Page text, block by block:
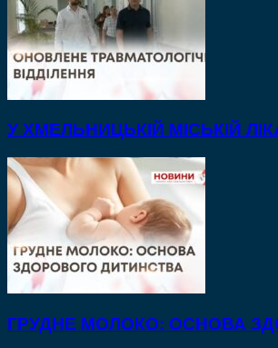
У ХМЕЛЬНИЦЬКІЙ МІСЬКІЙ
ГРУДНЕ МОЛОКО: ОСНОВА